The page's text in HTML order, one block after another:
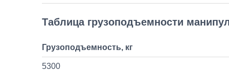
Таблица грузоподъемности
Грузоподъемность, кг
5300